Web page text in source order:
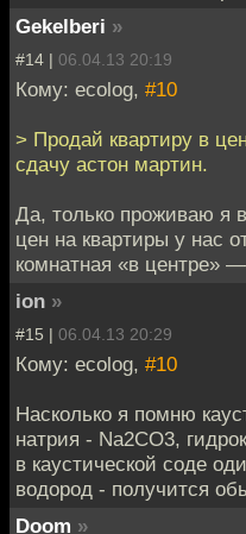
Gekelberi »
#14 | 06.04.13 20:19
Кому: ecolog, #10
> Продай квартиру в
сдачу астон мартин.
Да, только проживаю я
цен на квартиры у нас
комнатная «в центре»
ion »
#15 | 06.04.13 20:29
Кому: ecolog, #10
Насколько я помню
натрия - Na2CO3,
в каустической соде
водород - получится
Doom »